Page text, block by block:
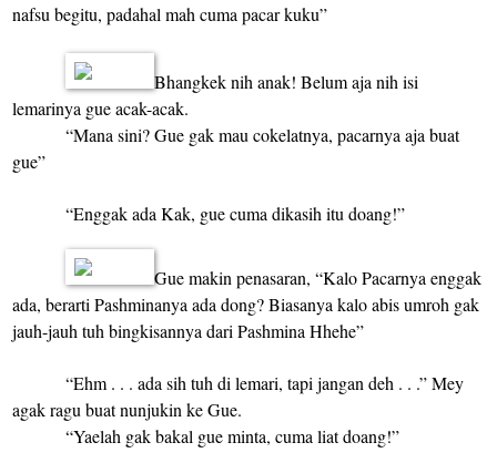
nafsu begitu, padahal mah cuma pacar kuku”
Bhangkek nih anak! Belum aja nih isi
lemarinya gue acak-acak.
“Mana sini? Gue gak mau cokelatnya, pacarnya aja buat
gue”
“Enggak ada Kak, gue cuma dikasih itu doang!”
Gue makin penasaran, “Kalo Pacarnya enggak
ada, berarti Pashminanya ada dong? Biasanya kalo abis umroh gak
jauh-jauh tuh bingkisannya dari Pashmina Hhehe”
“Ehm . . . ada sih tuh di lemari, tapi jangan deh . . .” Mey
agak ragu buat nunjukin ke Gue.
“Yaelah gak bakal gue minta, cuma liat doang!”